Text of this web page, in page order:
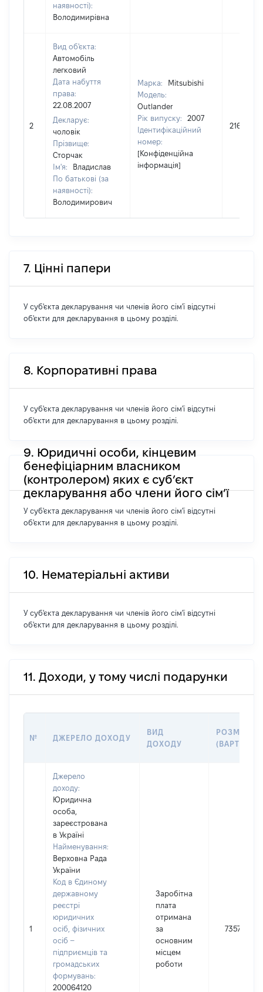
наявності):
Володимирівна
2
Вид об'єкта:
Автомобіль
легковий
Дата набуття
права:
22.08.2007
Декларує:
чоловік
Прізвище:
Сторчак
Ім'я:
Владислав
По батькові (за
наявності):
Володимирович
Марка:
Mitsubishi
Модель:
Outlander
Рік випуску:
2007
Ідентифікаційний
номер:
[Конфіденційна
інформація]
216771
7. Цінні папери
У суб'єкта декларування чи членів його сім'ї відсутні
об'єкти для декларування в цьому розділі.
8. Корпоративні права
У суб'єкта декларування чи членів його сім'ї відсутні
об'єкти для декларування в цьому розділі.
9. Юридичні особи, кінцевим
бенефіціарним власником
(контролером) яких є суб’єкт
декларування або члени його сім’ї
У суб'єкта декларування чи членів його сім'ї відсутні
об'єкти для декларування в цьому розділі.
10. Нематеріальні активи
У суб'єкта декларування чи членів його сім'ї відсутні
об'єкти для декларування в цьому розділі.
11. Доходи, у тому числі подарунки
№ ДЖЕРЕЛО ДОХОДУ
ВИД
ДОХОДУ
РОЗМІР
(ВАРТІСТЬ)
1
Джерело
доходу:
Юридична
особа,
зареєстрована
в Україні
Найменування:
Верховна Рада
України
Код в Єдиному
державному
реєстрі
юридичних
осіб, фізичних
осіб –
підприємців та
громадських
формувань:
200064120
Заробітна
плата
отримана
за
основним
місцем
роботи
73575